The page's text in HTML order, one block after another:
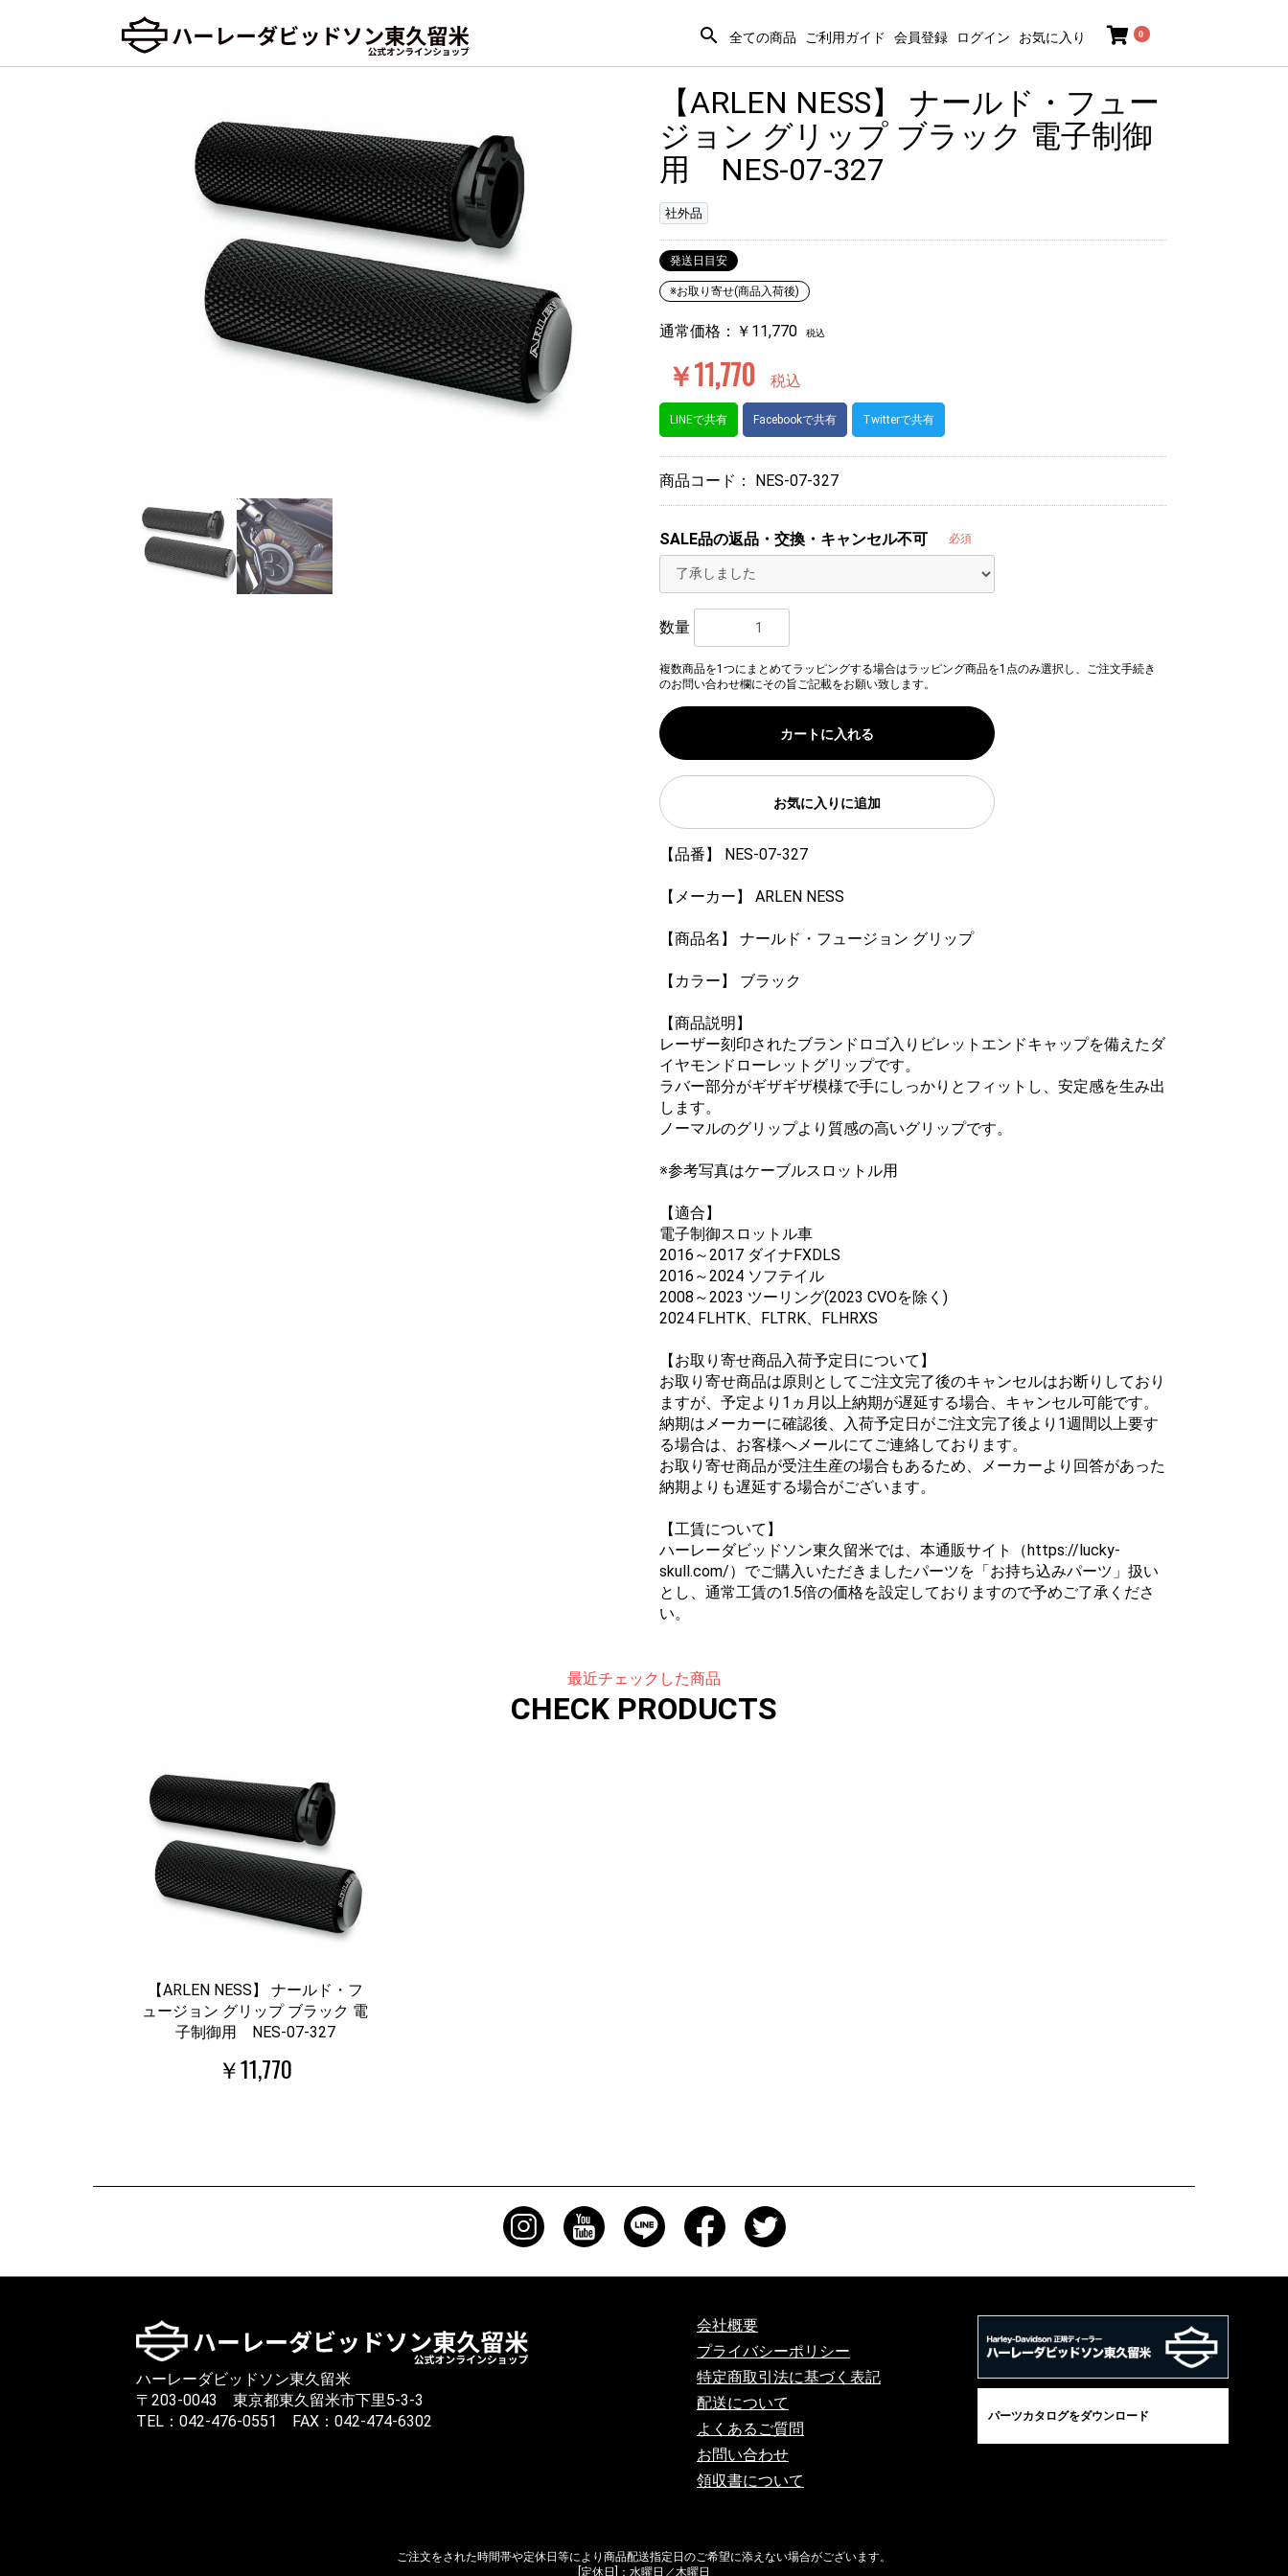
search 全ての商品 ご利用ガイド 会員登録 ログイン お気に入り 0
【ARLEN NESS】 ナールド・フュー
ジョン グリップ ブラック 電子制御
用 NES-07-327
社外品
発送日目安
※お取り寄せ(商品入荷後)
通常価格：￥11,770 税込
￥11,770 税込
LINEで共有 Facebookで共有 Twitterで共有
商品コード： NES-07-327
SALE品の返品・交換・キャンセル不可 必須
数量
複数商品を1つにまとめてラッピングする場合はラッピング商品を1点のみ選択し、ご注文手続き
のお問い合わせ欄にその旨ご記載をお願い致します。
カートに入れる
お気に入りに追加
【品番】 NES-07-327
【メーカー】 ARLEN NESS
【商品名】 ナールド・フュージョン グリップ
【カラー】 ブラック
【商品説明】
レーザー刻印されたブランドロゴ入りビレットエンドキャップを備えたダ
イヤモンドローレットグリップです。
ラバー部分がギザギザ模様で手にしっかりとフィットし、安定感を生み出
します。
ノーマルのグリップより質感の高いグリップです。
※参考写真はケーブルスロットル用
【適合】
電子制御スロットル車
2016～2017 ダイナFXDLS
2016～2024 ソフテイル
2008～2023 ツーリング(2023 CVOを除く)
2024 FLHTK、FLTRK、FLHRXS
【お取り寄せ商品入荷予定日について】
お取り寄せ商品は原則としてご注文完了後のキャンセルはお断りしており
ますが、予定より1ヵ月以上納期が遅延する場合、キャンセル可能です。
納期はメーカーに確認後、入荷予定日がご注文完了後より1週間以上要す
る場合は、お客様へメールにてご連絡しております。
お取り寄せ商品が受注生産の場合もあるため、メーカーより回答があった
納期よりも遅延する場合がございます。
【工賃について】
ハーレーダビッドソン東久留米では、本通販サイト（https://lucky-
skull.com/）でご購入いただきましたパーツを「お持ち込みパーツ」扱い
とし、通常工賃の1.5倍の価格を設定しておりますので予めご了承くださ
い。
最近チェックした商品
CHECK PRODUCTS
【ARLEN NESS】 ナールド・フ
ュージョン グリップ ブラック 電
子制御用 NES-07-327
￥11,770
ハーレーダビッドソン東久留米
〒203-0043 東京都東久留米市下里5-3-3
TEL：042-476-0551 FAX：042-474-6302
会社概要
プライバシーポリシー
特定商取引法に基づく表記
配送について
よくあるご質問
お問い合わせ
領収書について
パーツカタログをダウンロード
ご注文をされた時間帯や定休日等により商品配送指定日のご希望に添えない場合がございます。
[定休日]：水曜日／木曜日